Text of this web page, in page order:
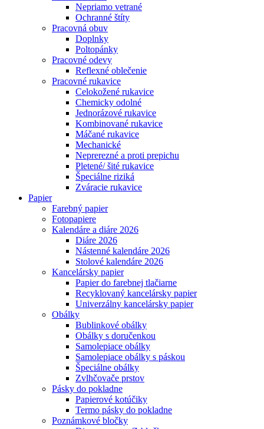
Nepriamo vetrané
Ochranné štíty
Pracovná obuv
Doplnky
Poltopánky
Pracovné odevy
Reflexné oblečenie
Pracovné rukavice
Celokožené rukavice
Chemicky odolné
Jednorázové rukavice
Kombinované rukavice
Máčané rukavice
Mechanické
Neprerezné a proti prepichu
Pletené/ šité rukavice
Špeciálne riziká
Zváracie rukavice
Papier
Farebný papier
Fotopapiere
Kalendáre a diáre 2026
Diáre 2026
Nástenné kalendáre 2026
Stolové kalendáre 2026
Kancelársky papier
Papier do farebnej tlačiarne
Recyklovaný kancelársky papier
Univerzálny kancelársky papier
Obálky
Bublinkové obálky
Obálky s doručenkou
Samolepiace obálky
Samolepiace obálky s páskou
Špeciálne obálky
Zvlhčovače prstov
Pásky do pokladne
Papierové kotúčiky
Termo pásky do pokladne
Poznámkové bločky